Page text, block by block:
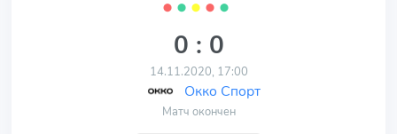
⬤ ⬤ ⬤ ⬤ ⬤
0 : 0
14.11.2020, 17:00
Окко Спорт
Матч окончен